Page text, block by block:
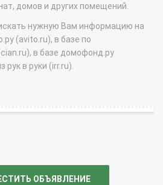
домов и других помещений.
нужную Вам информацию на
(avito.ru), в базе по
в базе домофонд.ру
рук в руки (irr.ru).
ОБЪЯВЛЕНИЕ